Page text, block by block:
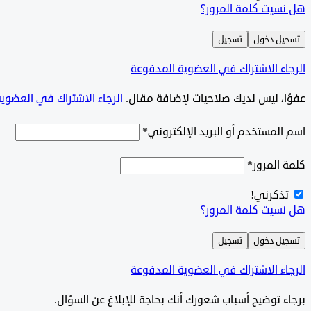
هل نسيت كلمة المرور؟
تسجيل دخول تسجيل
الرجاء الاشتراك في العضوية المدفوعة
‫‫عفوًا، ليس لديك صلاحيات لإضافة مقال. الرجاء الاشتراك في
اسم المستخدم أو البريد الإلكتروني*
كلمة المرور*
تذكرني!
هل نسيت كلمة المرور؟
تسجيل دخول تسجيل
الرجاء الاشتراك في العضوية المدفوعة
برجاء توضيح أسباب شعورك أنك بحاجة للإبلاغ عن السؤال.